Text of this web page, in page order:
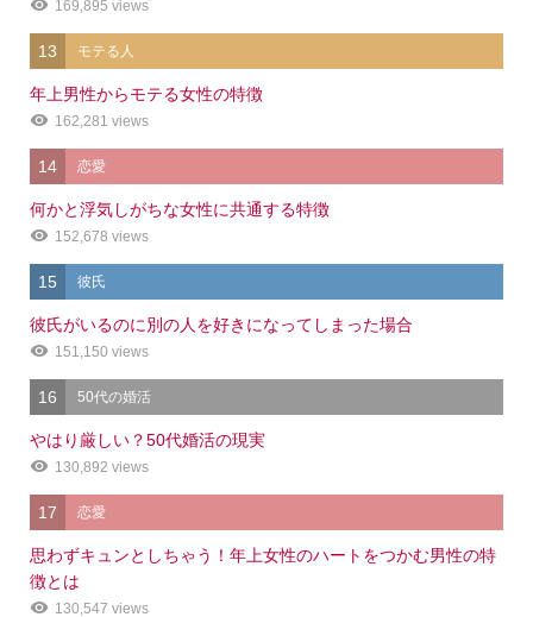
169,895 views
13 モテる人
年上男性からモテる女性の特徴
162,281 views
14 恋愛
何かと浮気しがちな女性に共通する特徴
152,678 views
15 彼氏
彼氏がいるのに別の人を好きになってしまった場合
151,150 views
16 50代の婚活
やはり厳しい？50代婚活の現実
130,892 views
17 恋愛
思わずキュンとしちゃう！年上女性のハートをつかむ男性の特
徴とは
130,547 views